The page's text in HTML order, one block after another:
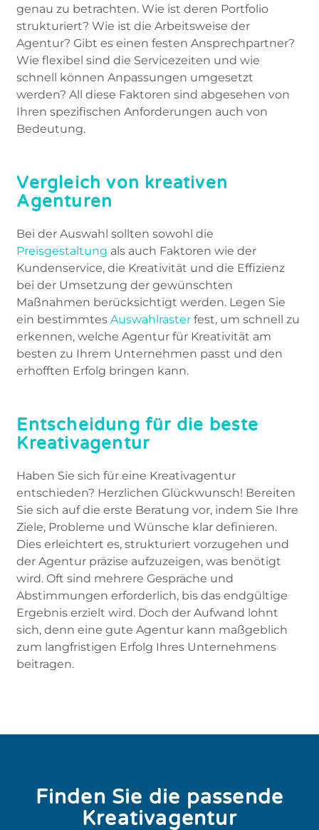
genau zu betrachten. Wie ist deren Portfolio
strukturiert? Wie ist die Arbeitsweise der
Agentur? Gibt es einen festen Ansprechpartner?
Wie flexibel sind die Servicezeiten und wie
schnell können Anpassungen umgesetzt
werden? All diese Faktoren sind abgesehen von
Ihren spezifischen Anforderungen auch von
Bedeutung.
Vergleich von kreativen
Agenturen
Bei der Auswahl sollten sowohl die
Preisgestaltung als auch Faktoren wie der
Kundenservice, die Kreativität und die Effizienz
bei der Umsetzung der gewünschten
Maßnahmen berücksichtigt werden. Legen Sie
ein bestimmtesAuswahlraster fest, um schnell zu
erkennen, welche Agentur für Kreativität am
besten zu Ihrem Unternehmen passt und den
erhofften Erfolg bringen kann.
Entscheidung für die beste
Kreativagentur
Haben Sie sich für eine Kreativagentur
entschieden? Herzlichen Glückwunsch! Bereiten
Sie sich auf die erste Beratung vor, indem Sie Ihre
Ziele, Probleme und Wünsche klar definieren.
Dies erleichtert es, strukturiert vorzugehen und
der Agentur präzise aufzuzeigen, was benötigt
wird. Oft sind mehrere Gespräche und
Abstimmungen erforderlich, bis das endgültige
Ergebnis erzielt wird. Doch der Aufwand lohnt
sich, denn eine gute Agentur kann maßgeblich
zum langfristigen Erfolg Ihres Unternehmens
beitragen.
Finden Sie die passende
Kreativagentur